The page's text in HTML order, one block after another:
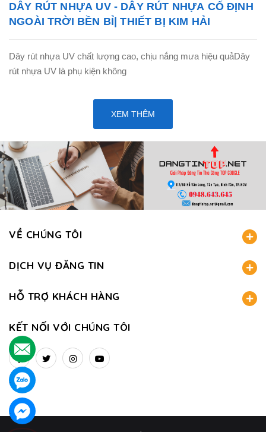
DÂY RÚT NHỰA UV - DÂY RÚT NHỰA CỐ ĐỊNH
NGOÀI TRỜI BỀN BỈ| THIẾT BỊ KIM HẢI
Dây rút nhựa UV chất lượng cao, chịu nắng mưa hiệu quảDây
rút nhựa UV là phụ kiện không
XEM THÊM
VỀ CHÚNG TÔI
DỊCH VỤ ĐĂNG TIN
HỖ TRỢ KHÁCH HÀNG
KẾT NỐI VỚI CHÚNG TÔI
.
.
.